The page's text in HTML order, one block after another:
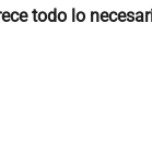
todo lo